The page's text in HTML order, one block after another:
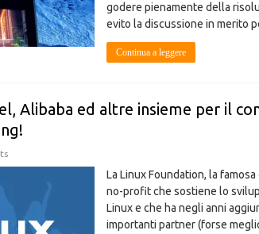
godere pienamente della
evito la discussione in merito
Continua a leggere
Alibaba ed altre insieme per il
La Linux Foundation, la
no-profit che sostiene lo
Linux e che ha negli anni
importanti partner (forse